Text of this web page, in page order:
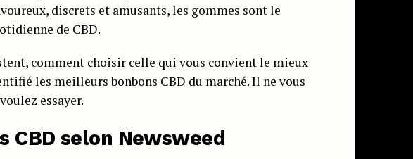
discrets et amusants, les gommes sont le
de CBD.
comment choisir celle qui vous convient le mieux
les meilleurs bonbons CBD du marché. Il ne vous
essayer.
CBD selon Newsweed